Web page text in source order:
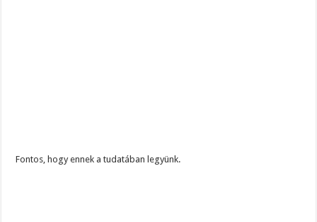
Fontos, hogy ennek a tudatában legyünk.